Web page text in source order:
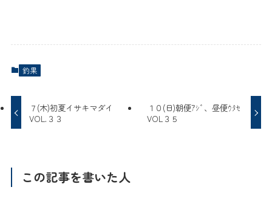
釣果
７(木)初夏イサキマダイ
VOL.３３
１０(日)朝便ｱｼﾞ、昼便ｳﾀｾ
VOL３５
この記事を書いた人